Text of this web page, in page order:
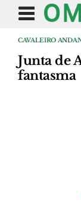
CAVALEIRO
Junta de
fantasma